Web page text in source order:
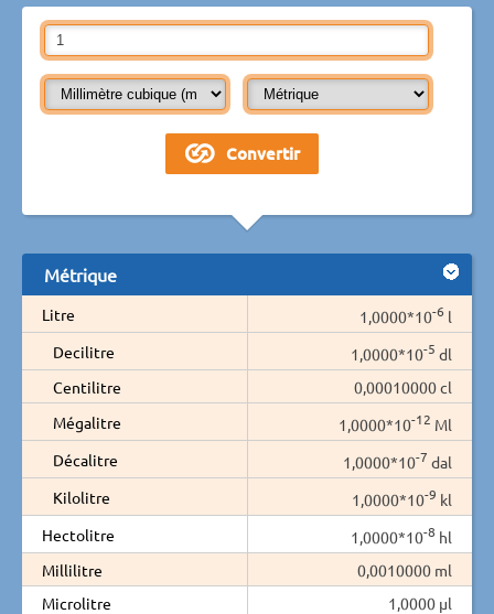
Métrique
Litre 1,0000*10-6 l
Decilitre
1,0000*10-5 dl
Centilitre
0,00010000 cl
Mégalitre
1,0000*10-12 Ml
Décalitre
1,0000*10-7 dal
Kilolitre
1,0000*10-9 kl
Hectolitre
1,0000*10-8 hl
Millilitre
0,0010000 ml
Microlitre
1,0000 µl